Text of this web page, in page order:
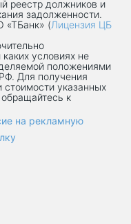
реестр должников и
задолженности.
«ТБанк» (Лицензия ЦБ
условиях не
положениями
Для получения
указанных
к
на рекламную